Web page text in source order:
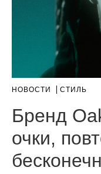
НОВОСТИ СТИЛЬ
Бренд
очки,